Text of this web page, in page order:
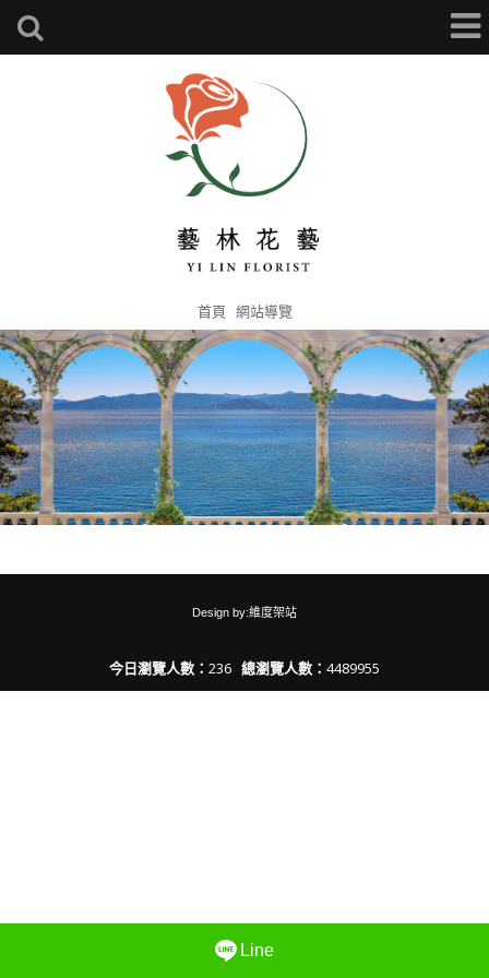
首頁 網站導覽
Design by:維度架站
Line
今日瀏覽人數： 236 總瀏覽人數： 4489955